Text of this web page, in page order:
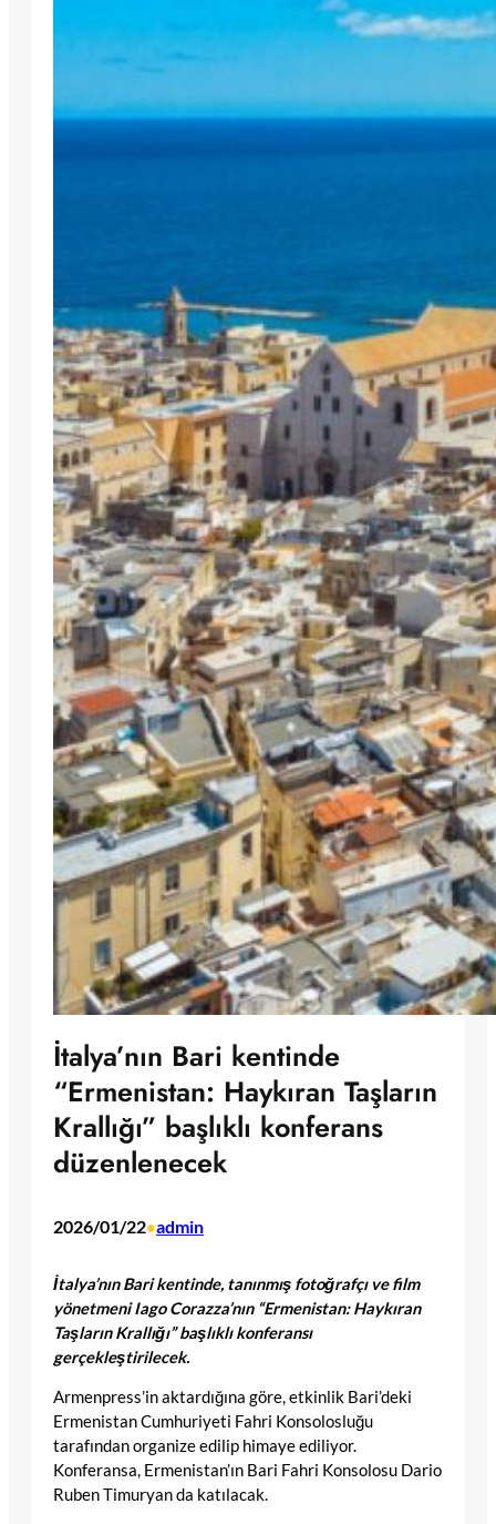
İtalya’nın Bari kentinde
“Ermenistan: Haykıran Taşların
Krallığı” başlıklı konferans
düzenlenecek
2026/01/22•admin
İtalya’nın Bari kentinde, tanınmış fotoğrafçı ve film
yönetmeni Iago Corazza’nın “Ermenistan: Haykıran
Taşların Krallığı” başlıklı konferansı
gerçekleştirilecek.
Armenpress’in aktardığına göre, etkinlik Bari’deki
Ermenistan Cumhuriyeti Fahri Konsolosluğu
tarafından organize edilip himaye ediliyor.
Konferansa, Ermenistan’ın Bari Fahri Konsolosu Dario
Ruben Timuryan da katılacak.